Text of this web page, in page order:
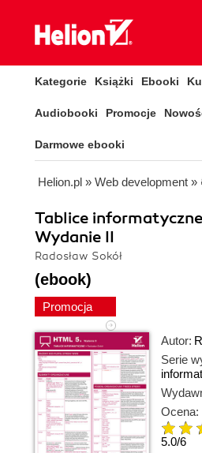
Kategorie Książki Ebooki
Audiobooki Promocje
Darmowe ebooki
Helion.pl » Web development »
Tablice
Wydanie II
Radosław Sokół
(ebook)
Promocja
Autor:
Serie
Ocena:
5.0/6